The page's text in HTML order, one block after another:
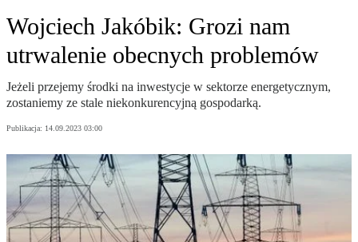
Wojciech Jakóbik: Grozi nam
utrwalenie obecnych problemów
Jeżeli przejemy środki na inwestycje w sektorze energetycznym,
zostaniemy ze stale niekonkurencyjną gospodarką.
Publikacja: 14.09.2023 03:00